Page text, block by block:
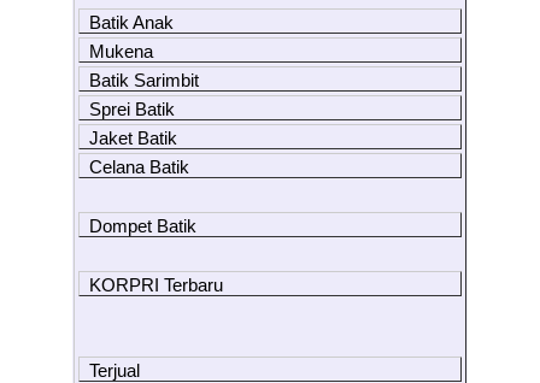
Batik Anak
Mukena
Batik Sarimbit
Sprei Batik
Jaket Batik
Celana Batik
Dompet Batik
KORPRI Terbaru
Terjual